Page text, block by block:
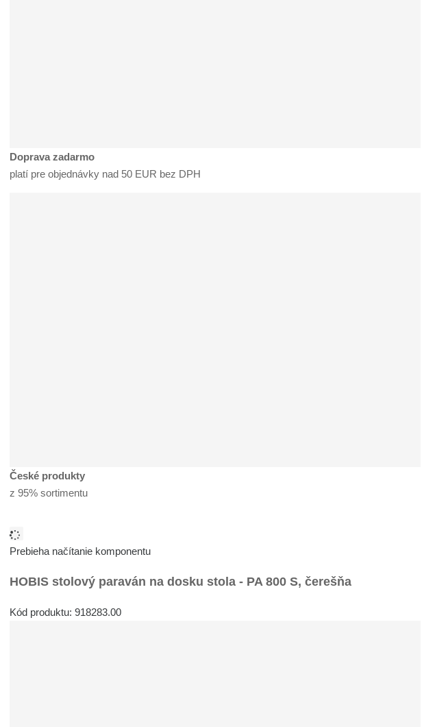
Doprava zadarmo
platí pre objednávky nad 50 EUR bez DPH
České produkty
z 95% sortimentu
Prebieha načítanie komponentu
HOBIS stolový paraván na dosku stola - PA 800 S, čerešňa
Kód produktu: 918283.00